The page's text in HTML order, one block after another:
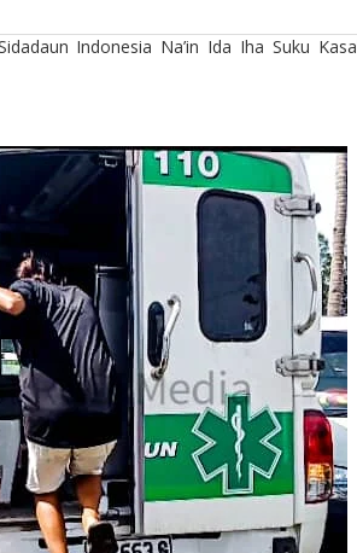
Indonesia Na’in Ida Iha Suku